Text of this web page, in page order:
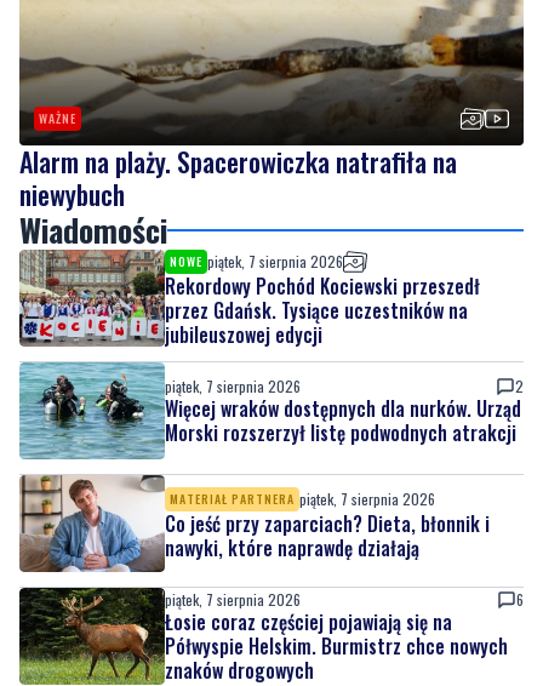
WAŻNE
Alarm na plaży. Spacerowiczka natrafiła na
niewybuch
Wiadomości
NOWE piątek, 7 sierpnia 2026
Rekordowy Pochód Kociewski przeszedł
przez Gdańsk. Tysiące uczestników na
jubileuszowej edycji
piątek, 7 sierpnia 2026 2
Więcej wraków dostępnych dla nurków. Urząd
Morski rozszerzył listę podwodnych atrakcji
MATERIAŁ PARTNERA piątek, 7 sierpnia 2026
Co jeść przy zaparciach? Dieta, błonnik i
nawyki, które naprawdę działają
piątek, 7 sierpnia 2026 6
Łosie coraz częściej pojawiają się na
Półwyspie Helskim. Burmistrz chce nowych
znaków drogowych